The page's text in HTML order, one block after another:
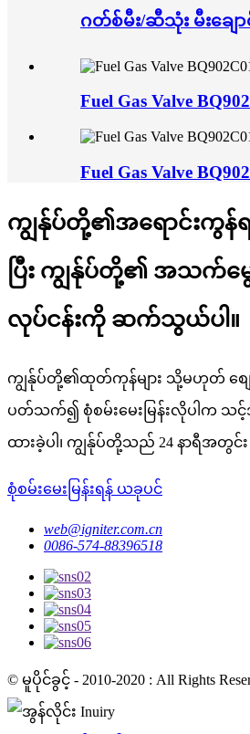
ဂတ်စ်မီး/ဆီသုံး မီးချောင်
Fuel Gas Valve
Fuel Gas Valve
ကျွန်ုပ်တို့၏အရောင်းကွ
ပြီး ကျွန်ုပ်တို့၏ အသက်မွေ
လုပ်ငန်းကို ဆက်သွယ်ပါ။
ကျွန်ုပ်တို့၏ထုတ်ကုန်များ သို့မဟုတ် စျေး
ပတ်သက်၍ စုံစမ်းမေးမြန်းလိုပါက
ထားခဲ့ပါ၊ ကျွန်ုပ်တို့သည် 24 နာရီအတွ
စုံစမ်းမေးမြန်းရန် ယခုပင်
web@igniter.com.cn
0086-574-88396518
© မူပိုင်ခွင့် - 2010-2020 : All Rights